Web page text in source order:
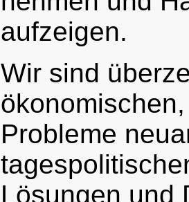
aufzeigen.
Wir sind
Probleme
Lösungen und